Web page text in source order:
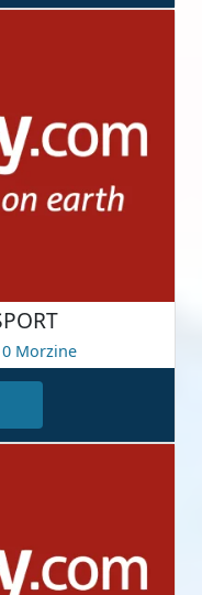
Morzine